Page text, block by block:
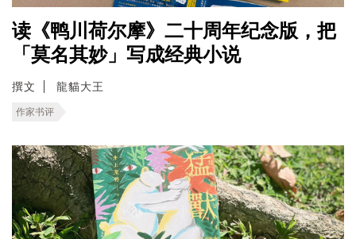
读《鸭川荷尔摩》二十周年纪念版，把
「莫名其妙」写成经典小说
撰文 龍貓大王
作家书评